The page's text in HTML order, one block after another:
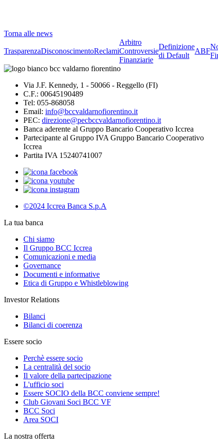
Torna alle news
TrasparenzaDisconoscimentoReclami
Arbitro
Controversie
Finanziarie
Definizione
di Default
ABF
Via J.F. Kennedy, 1 - 50066 - Reggello (FI)
C.F.: 00645190489
Tel: 055-868058
Email: info@bccvaldarnofiorentino.it
PEC: direzione@pecbccvaldarnofiorentino.it
Banca aderente al Gruppo Bancario Cooperativo Iccrea
Partecipante al Gruppo IVA Gruppo Bancario Cooperativo
Iccrea
Partita IVA 15240741007
©2024 Iccrea Banca S.p.A
La tua banca
Chi siamo
Il Gruppo BCC Iccrea
Comunicazioni e media
Governance
Documenti e informative
Etica di Gruppo e Whistleblowing
Investor Relations
Bilanci
Bilanci di coerenza
Essere socio
Perchè essere socio
La centralità del socio
Il valore della partecipazione
L'ufficio soci
Essere SOCIO della BCC conviene sempre!
Club Giovani Soci BCC VF
BCC Soci
Area SOCI
La nostra offerta